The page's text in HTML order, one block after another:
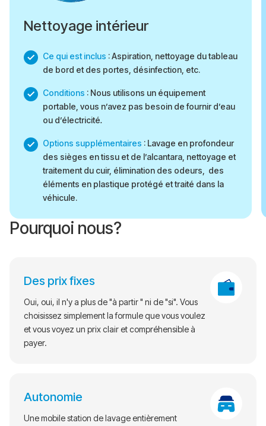
Nettoyage intérieur
Ce qui est inclus : Aspiration, nettoyage du tableau
de bord et des portes, désinfection, etc.
Conditions : Nous utilisons un équipement
portable, vous n’avez pas besoin de fournir d’eau
ou d’électricité.
Options supplémentaires : Lavage en profondeur
des sièges en tissu et de l’alcantara, nettoyage et
traitement du cuir, élimination des odeurs, des
éléments en plastique protégé et traité dans la
véhicule.
Pourquoi nous?
Des prix fixes
Oui, oui, il n'y a plus de "à partir " ni de "si". Vous
choisissez simplement la formule que vous voulez
et vous voyez un prix clair et compréhensible à
payer.
Autonomie
Une mobile station de lavage entièrement